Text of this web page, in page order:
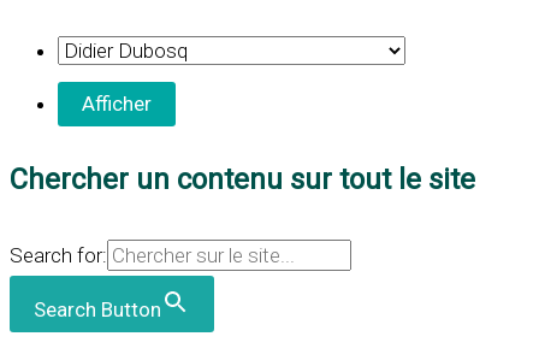
Chercher un contenu sur tout le site
Search for:
Search Button